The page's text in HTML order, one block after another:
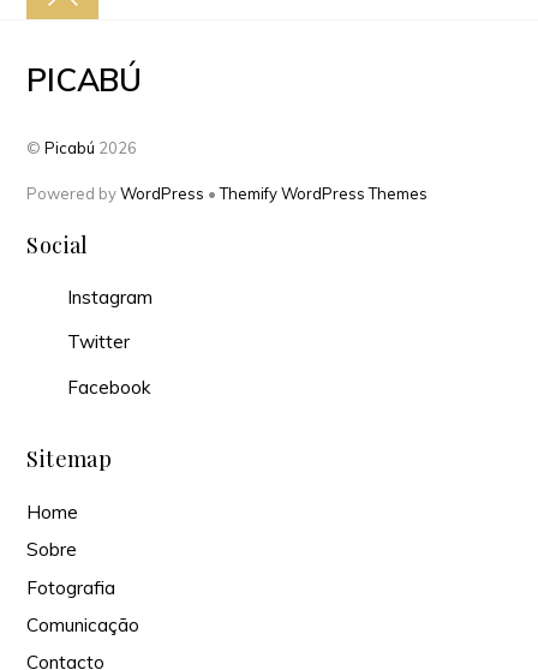
PICABÚ
©Picabú 2026
Powered byWordPress •Themify WordPress Themes
Social
Instagram
Twitter
Facebook
Sitemap
Home
Sobre
Fotografia
Comunicação
Contacto